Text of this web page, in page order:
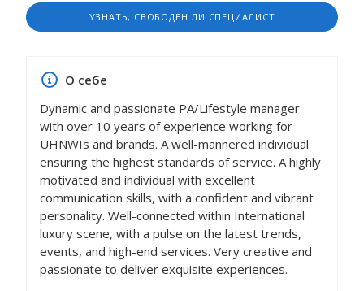
УЗНАТЬ, СВОБОДЕН ЛИ СПЕЦИАЛИСТ
О себе
Dynamic and passionate PA/Lifestyle manager
with over 10 years of experience working for
UHNWIs and brands. A well-mannered individual
ensuring the highest standards of service. A highly
motivated and individual with excellent
communication skills, with a confident and vibrant
personality. Well-connected within International
luxury scene, with a pulse on the latest trends,
events, and high-end services. Very creative and
passionate to deliver exquisite experiences.